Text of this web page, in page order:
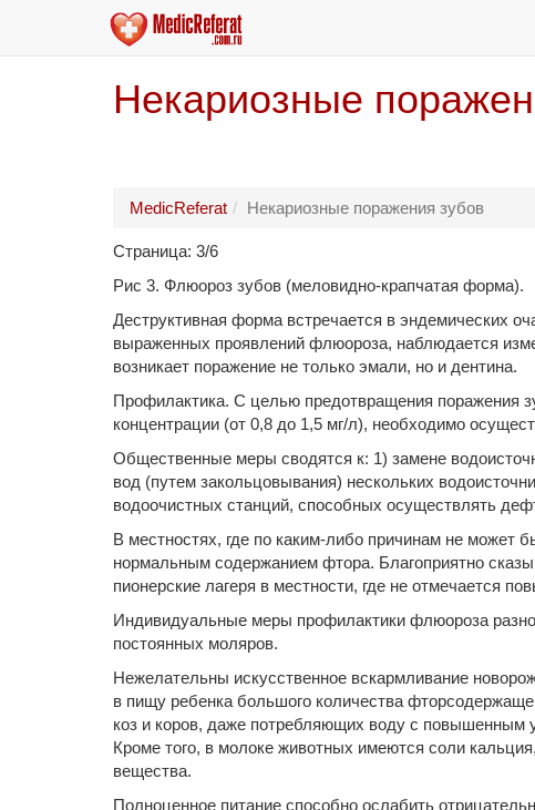
Некариозные
MedicReferat Некариозные поражения зубов
Страница: 3/6
Рис 3. Флюороз зубов (меловидно-крапчатая форма).
Деструктивная форма встречается в эндемических
выражен­ных проявлений флюороза, наблюдается
возникает поражение не только эмали, но и дентина.
Профилактика. С целью предотвращения поражения
концентрации (от 0,8 до 1,5 мг/л), необходимо
Общественные меры сводятся к: 1) замене
вод (путем закольцовывания) нескольких
водоочистных стан­ций, способных осуществлять
В местностях, где по каким-либо причинам не может
нормальным содержа­нием фтора. Благоприятно
пионерские лагеря в местности, где не отмечается
Индивидуальные меры профилактики флюороза
постоянных моляров.
Нежелательны искусственное вскармливание
в пищу ребенка большого количества
коз и коров, даже потребляющих воду с повышенным
Кроме того, в молоке животных имеются соли
вещества.
Полноценное питание способно ослабить